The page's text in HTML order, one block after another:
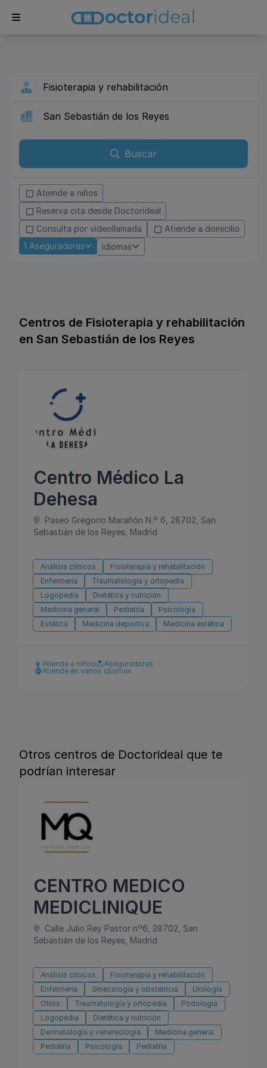
Buscar
Atiende a niños
Reserva cita desde Doctorideal
Consulta por videollamada
Atiende a domicilio
1 Aseguradoras Idiomas
Centros de Fisioterapia y rehabilitación
en San Sebastián de los Reyes
Centro Médico La
Dehesa
Paseo Gregorio Marañón N.º 6, 28702, San
Sebastián de los Reyes, Madrid
Análisis clínicos
Fisioterapia y rehabilitación
Enfermería
Traumatología y ortopedia
Logopedia
Dietética y nutrición
Medicina general
Pediatría
Psicología
Estética
Medicina deportiva Medicina estética
Atiende a niños
Aseguradoras
Atiende en varios idiomas
Otros centros de Doctorideal que te
podrían interesar
CENTRO MEDICO
MEDICLINIQUE
Calle Julio Rey Pastor nº6, 28702, San
Sebastián de los Reyes, Madrid
Análisis clínicos
Fisioterapia y rehabilitación
Enfermería
Ginecología y obstetricia
Urología
Otros
Traumatología y ortopedia
Podología
Logopedia
Dietética y nutrición
Dermatología y venereología
Medicina general
Pediatría
Psicología Pediatría